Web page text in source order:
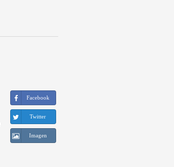
Facebook
Twitter
Imagen